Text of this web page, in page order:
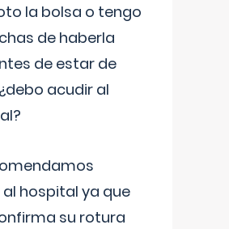
la bolsa o tengo
de haberla
de estar de
acudir al
hospital ya que
su rotura